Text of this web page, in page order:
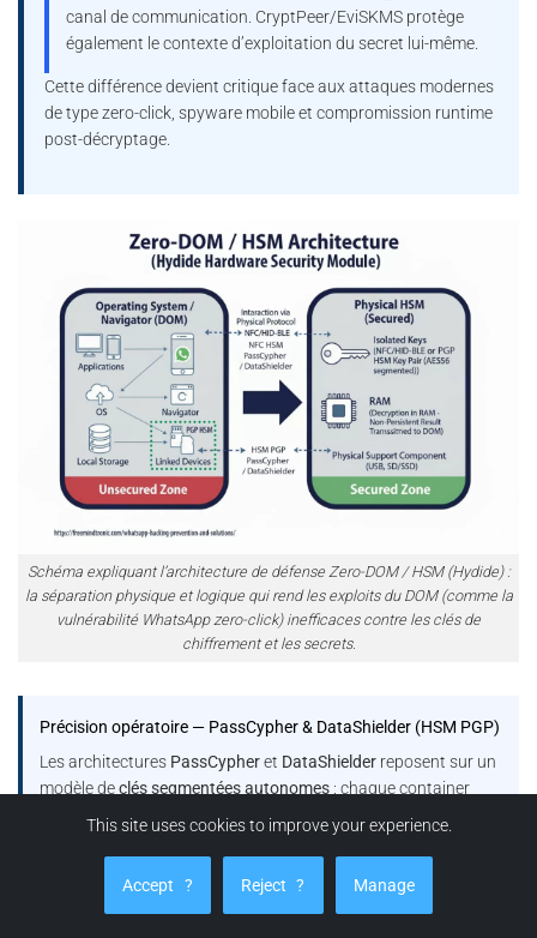
canal de communication. CryptPeer/EviSKMS protège
également le contexte d’exploitation du secret lui-même.
Cette différence devient critique face aux attaques modernes
de type zero-click, spyware mobile et compromission runtime
post-décryptage.
Schéma expliquant l’architecture de défense Zero-DOM / HSM (Hydide) :
la séparation physique et logique qui rend les exploits du DOM (comme la
vulnérabilité WhatsApp zero-click) inefficaces contre les clés de
chiffrement et les secrets.
Précision opératoire — PassCypher & DataShielder (HSM PGP)
Les architectures PassCypheret DataShielder reposent sur un
modèle declés segmentées autonomes : chaque container
chiffré encapsule des
segments de 256 bits
, et les fragments
de clé correspondants demeurent
isolés et sécurisés
transiter ni être persistés côté hôte dans un état exploitable.
This site uses cookies to improve your experience.
Accept ? Reject ? Manage